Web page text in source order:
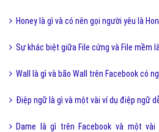
Honey là gì và có nên gọi người yêu là
Sự khác biệt giữa File cứng và File mềm
Wall là gì và bão Wall trên Facebook có
Điệp ngữ là gì và một vài ví dụ điệp ngữ
Dame là gì trên Facebook và một